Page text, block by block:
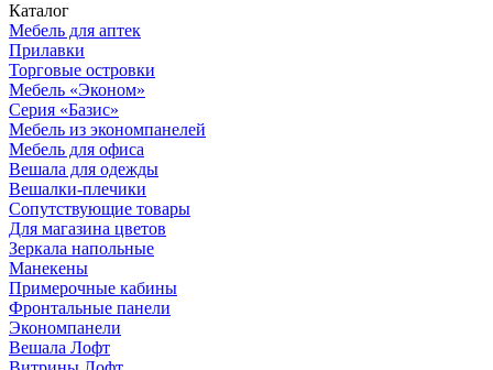
Каталог
Мебель для аптек
Прилавки
Торговые островки
Мебель «Эконом»
Серия «Базис»
Мебель из экономпанелей
Мебель для офиса
Вешала для одежды
Вешалки-плечики
Сопутствующие товары
Для магазина цветов
Зеркала напольные
Манекены
Примерочные кабины
Фронтальные панели
Экономпанели
Вешала Лофт